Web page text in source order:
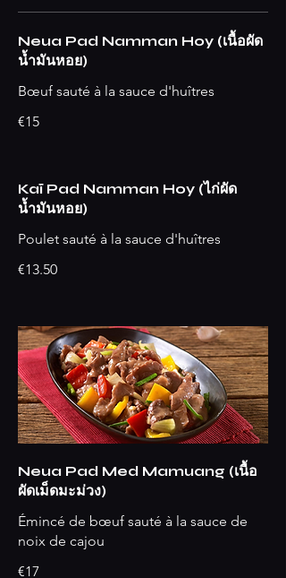
Neua Pad Namman Hoy (เนื้อผัด
น้ำมันหอย)
Bœuf sauté à la sauce d'huîtres
€15
Kaï Pad Namman Hoy (ไก่ผัด
น้ำมันหอย)
Poulet sauté à la sauce d'huîtres
€13.50
Neua Pad Med Mamuang (เนื้อ
ผัดเม็ดมะม่วง)
Émincé de bœuf sauté à la sauce de
noix de cajou
€17